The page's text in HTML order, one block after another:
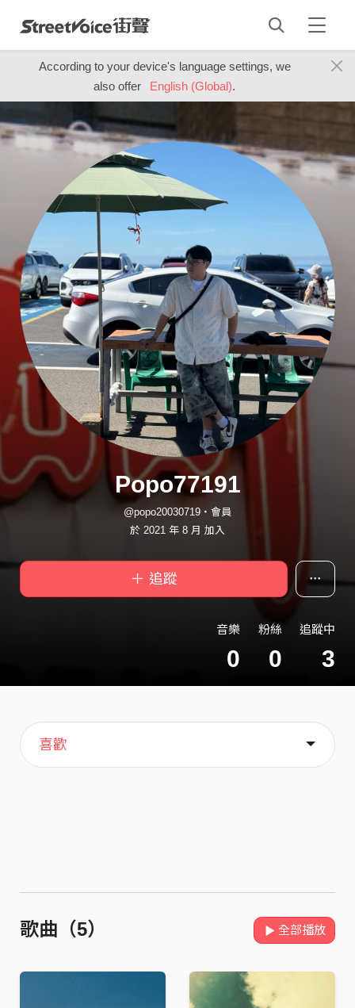
According to your device's language settings, we
also offer
English (Global).
Popo77191
@popo20030719・會員
於 2021 年 8 月 加入
＋ 追蹤
音樂
0
粉絲
0
追蹤中
3
主頁
歌單
喜歡
關於
歌曲（5） 全部播放